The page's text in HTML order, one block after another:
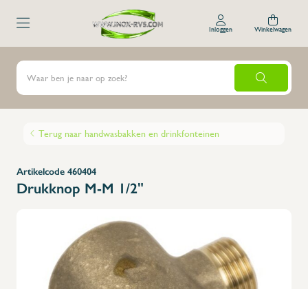
Inloggen Winkelwagen
Terug naar handwasbakken en drinkfonteinen
Artikelcode 460404
Drukknop M-M 1/2"